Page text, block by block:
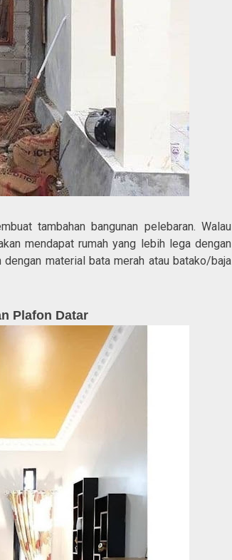
tambahan bangunan pelebaran. Walau
mendapat rumah yang lebih lega dengan
material bata merah atau batako/baja
Plafon Datar